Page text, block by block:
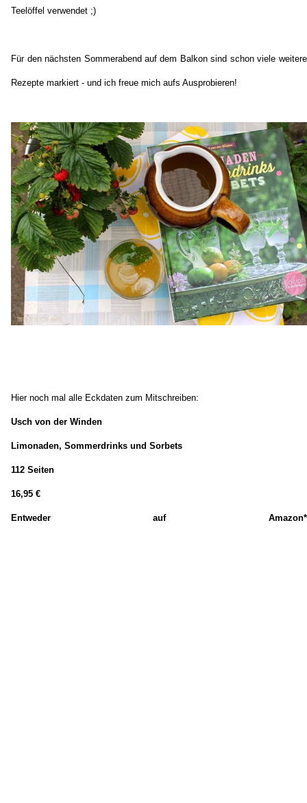
Teelöffel verwendet ;)
Für den nächsten Sommerabend auf dem Balkon sind schon viele weitere
Rezepte markiert - und ich freue mich aufs Ausprobieren!
Hier noch mal alle Eckdaten zum Mitschreiben:
Usch von der Winden
Limonaden, Sommerdrinks und Sorbets
112 Seiten
16,95 €
Entweder auf Amazon*